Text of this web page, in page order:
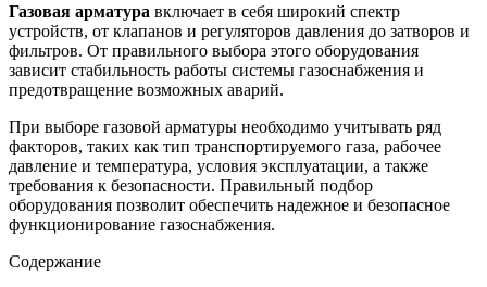
Газовая арматура включает в себя широкий спектр
устройств, от клапанов и регуляторов давления до затворов и
фильтров. От правильного выбора этого оборудования
зависит стабильность работы системы газоснабжения и
предотвращение возможных аварий.
При выборе газовой арматуры необходимо учитывать ряд
факторов, таких как тип транспортируемого газа, рабочее
давление и температура, условия эксплуатации, а также
требования к безопасности. Правильный подбор
оборудования позволит обеспечить надежное и безопасное
функционирование газоснабжения.
Содержание